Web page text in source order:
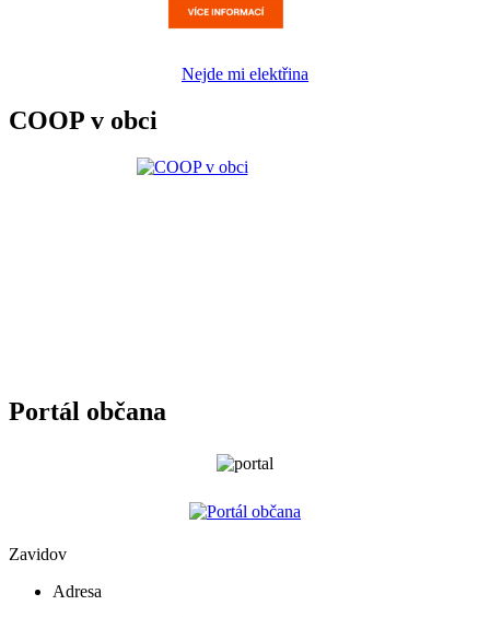
Nejde mi elektřina
COOP v obci
Portál občana
Zavidov
Adresa